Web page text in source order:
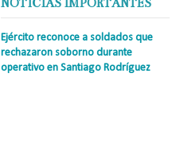
NOTICIAS IMPORTANTES
Ejército reconoce a soldados que
rechazaron soborno durante
operativo en Santiago Rodríguez